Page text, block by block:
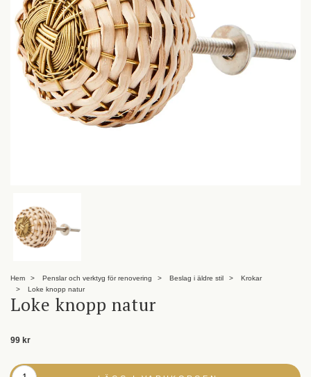
Hem Penslar och verktyg för renovering Beslag i äldre stil
Krokar
Loke knopp natur
Loke knopp natur
99 kr